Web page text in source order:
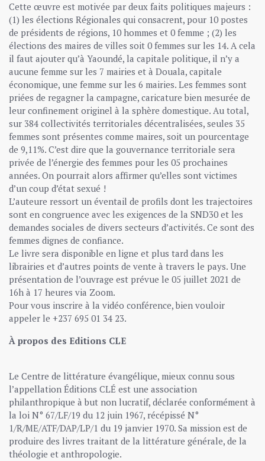
Cette œuvre est motivée par deux faits politiques majeurs :
(1) les élections Régionales qui consacrent, pour 10 postes
de présidents de régions, 10 hommes et 0 femme ; (2) les
élections des maires de villes soit 0 femmes sur les 14. A cela
il faut ajouter qu’à Yaoundé, la capitale politique, il n’y a
aucune femme sur les 7 mairies et à Douala, capitale
économique, une femme sur les 6 mairies. Les femmes sont
priées de regagner la campagne, caricature bien mesurée de
leur confinement originel à la sphère domestique. Au total,
sur 384 collectivités territoriales décentralisées, seules 35
femmes sont présentes comme maires, soit un pourcentage
de 9,11%. C’est dire que la gouvernance territoriale sera
privée de l’énergie des femmes pour les 05 prochaines
années. On pourrait alors affirmer qu’elles sont victimes
d’un coup d’état sexué !
L’auteure ressort un éventail de profils dont les trajectoires
sont en congruence avec les exigences de la SND30 et les
demandes sociales de divers secteurs d’activités. Ce sont des
femmes dignes de confiance.
Le livre sera disponible en ligne et plus tard dans les
librairies et d’autres points de vente à travers le pays. Une
présentation de l’ouvrage est prévue le 05 juillet 2021 de
16h à 17 heures via Zoom.
Pour vous inscrire à la vidéo conférence, bien vouloir
appeler le +237 695 01 34 23.
À propos des Editions CLE
Le Centre de littérature évangélique, mieux connu sous
l’appellation Éditions CLÉ est une association
philanthropique à but non lucratif, déclarée conformément à
la loi N° 67/LF/19 du 12 juin 1967, récépissé N°
1/R/ME/ATF/DAP/LP/1 du 19 janvier 1970. Sa mission est de
produire des livres traitant de la littérature générale, de la
théologie et anthropologie.